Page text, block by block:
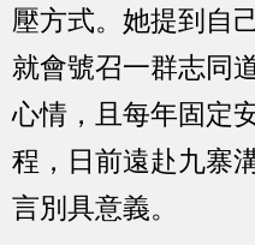
壓方式。她提到自
就會號召一群志同
心情，且每年固定
程，日前遠赴九寨
言別具意義。